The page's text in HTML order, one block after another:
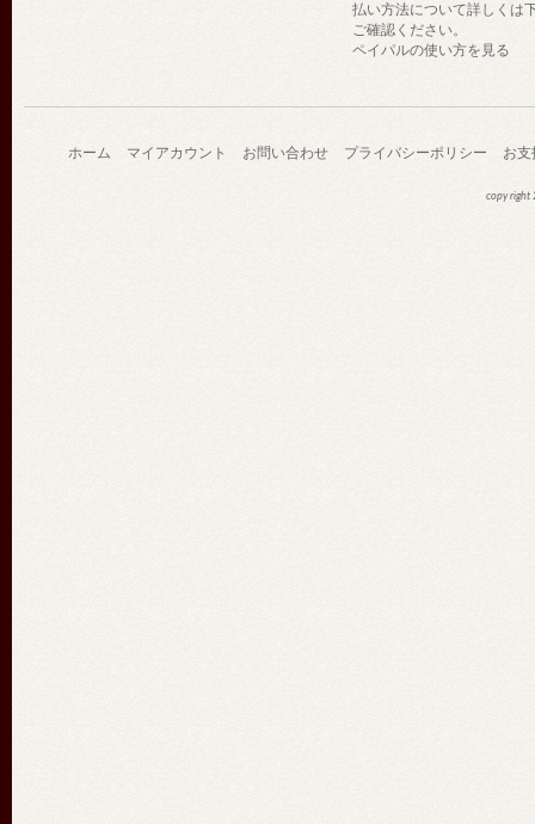
払い方法について詳しくは
ご確認ください。
ペイパルの使い方を見る
ホーム マイアカウント お問い合わせ プライバシーポリシー お支
copy right